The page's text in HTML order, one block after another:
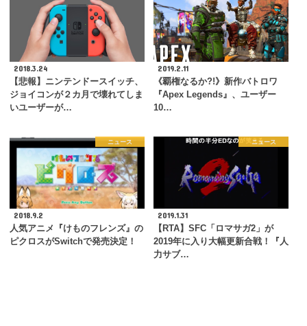
2018.3.24
【悲報】ニンテンドースイッチ、
ジョイコンが２カ月で壊れてしま
いユーザーが…
2019.2.11
《覇権なるか?!》新作バトロワ
『Apex Legends』、ユーザー
10…
ニュース
2018.9.2
人気アニメ『けものフレンズ』の
ピクロスがSwitchで発売決定！
ニュース
2019.1.31
【RTA】SFC「ロマサガ2」が
2019年に入り大幅更新合戦！『人
力サブ…